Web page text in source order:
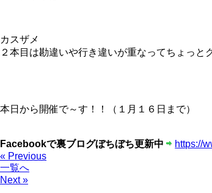
カスザメ
２本目は勘違いや行き違いが重なってちょっ
本日から開催で～す！！（１月１６日まで）
Facebookで裏ブログぼちぼち更新中
https://
« Previous
一覧へ
Next »